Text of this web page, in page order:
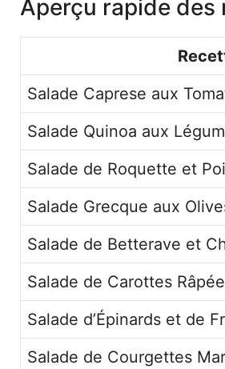
Aperçu rapide des
Salade Caprese aux
Salade Quinoa aux
Salade de Roquette et
Salade Grecque aux
Salade de Betterave et
Salade de Carottes
Salade d’Épinards et de
Salade de Courgettes